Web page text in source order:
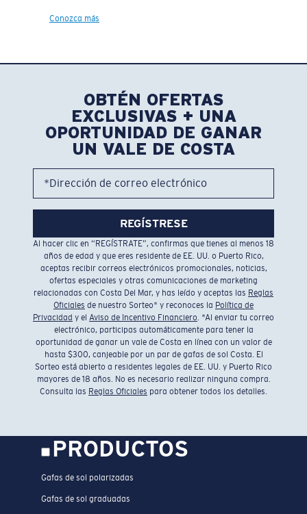
Conozca más
OBTÉN OFERTAS
EXCLUSIVAS + UNA
OPORTUNIDAD DE GANAR
UN VALE DE COSTA
*Dirección de correo electrónico
REGÍSTRESE
Al hacer clic en “REGÍSTRATE”, confirmas que tienes al menos 18
años de edad y que eres residente de EE. UU. o Puerto Rico,
aceptas recibir correos electrónicos promocionales, noticias,
ofertas especiales y otras comunicaciones de marketing
relacionadas con Costa Del Mar, y has leído y aceptas las Reglas
Oficiales de nuestro Sorteo* y reconoces la Política de
Privacidad y el Aviso de Incentivo Financiero. *Al enviar tu correo
electrónico, participas automáticamente para tener la
oportunidad de ganar un vale de Costa en línea con un valor de
hasta $300, canjeable por un par de gafas de sol Costa. El
Sorteo está abierto a residentes legales de EE. UU. y Puerto Rico
mayores de 18 años. No es necesario realizar ninguna compra.
Consulta las Reglas Oficiales para obtener todos los detalles.
PRODUCTOS
Gafas de sol polarizadas
Gafas de sol graduadas